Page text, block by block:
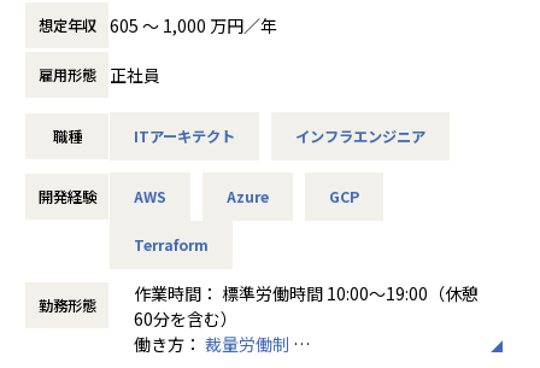
働く場所を調整するなど、様々なメンバーがそれぞれのスタ
に、新たな価値を創造することにワクワク
い状態、それが私たちにとっての世界平和で
築します。
・既存システムの耐障害性、可用性、パフォーマンスの引
き上げ
・各種オペレーション自動化スクリプトの設計・開発
・各種監視システムの構築
※ツールの活用
を活用した開発プロセス管理。
ー1名のレビューでマージ可能。
・zoom.us, slackやChatworkを用いてグローバルチームで
のコミュニケーション実施。
想定年収 605 〜 1,000 万円／年
雇用形態 正社員
職種 ITアーキテクト インフラエンジニア
開発経験 AWS Azure GCP
Terraform
勤務形態
作業時間： 標準労働時間 10:00～19:00（休憩
60分を含む）
働き方： 裁量労働制